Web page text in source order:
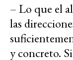
– Lo que el
las
y concreto.